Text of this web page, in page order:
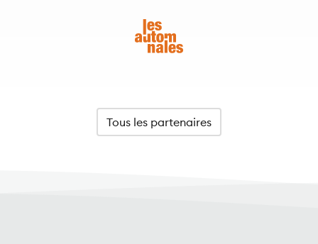
Tous les partenaires